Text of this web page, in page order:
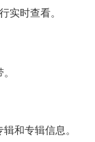
实时查看。
和专辑信息。